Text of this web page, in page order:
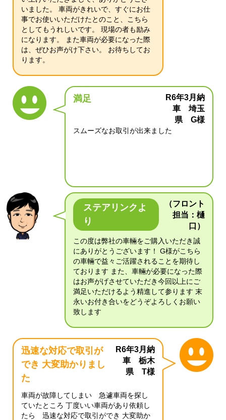
いました。 車両がきれいで、すぐにお仕
事でお使いいただけたとのこと、こちら
としてもうれしいです。 現場の者も励み
になります。 また車両が必要になった際
は、ぜひお声がけ下さい。 お待ちしてお
ります。
満足
R6年3月納
車 埼玉
県 G様
スムーズなお取引が出来ました
ステアリンクよ
り
（フロント
担当：樋
口）
この度は弊社の車輛をご購入いただき誠
にありがとうございます！ G様がこちら
の車輛で益々ご活躍されることを期待し
ております また、車輛が必要になった際
はお声がげさせていただき今回以上にご
満足いただけるよう精進して参ります 末
永いお付き合いをどうぞよろしくお願い
致します
迅速な対応で取引が
でき 大変助かりまし
た
R6年3月納
車 栃木
県 T様
車両が故障してしまい 急遽車両を探し
ていたところ 丁度いい車両があり依頼し
たら 迅速な対応で取引ができ 大変助か